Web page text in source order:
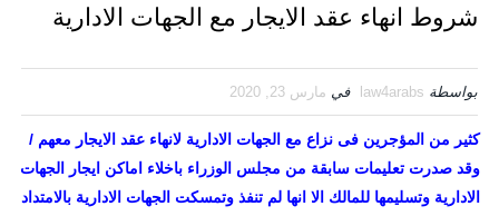
شروط انهاء عقد الايجار مع الجهات الادارية
بواسطة law4arabs في مارس 23, 2020
كثير من المؤجرين فى نزاع مع الجهات الادارية لانهاء عقد الايجار معهم /
وقد صدرت تعليمات سابقة من مجلس الوزراء باخلاء اماكن ايجار الجهات
الادارية وتسليمها للمالك الا انها لم تنفذ وتمسكت الجهات الادارية بالامتداد